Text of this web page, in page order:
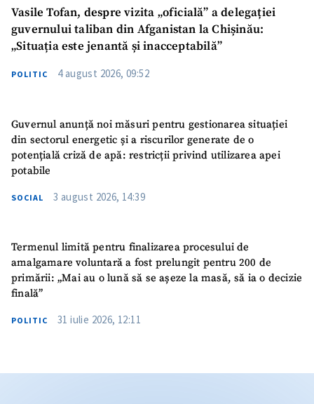
Vasile Tofan, despre vizita „oficială” a delegației
guvernului taliban din Afganistan la Chișinău:
„Situația este jenantă și inacceptabilă”
POLITIC 4 august 2026, 09:52
Guvernul anunță noi măsuri pentru gestionarea situației
din sectorul energetic și a riscurilor generate de o
potențială criză de apă: restricții privind utilizarea apei
potabile
SOCIAL 3 august 2026, 14:39
Termenul limită pentru finalizarea procesului de
amalgamare voluntară a fost prelungit pentru 200 de
primării: „Mai au o lună să se așeze la masă, să ia o decizie
finală”
POLITIC 31 iulie 2026, 12:11